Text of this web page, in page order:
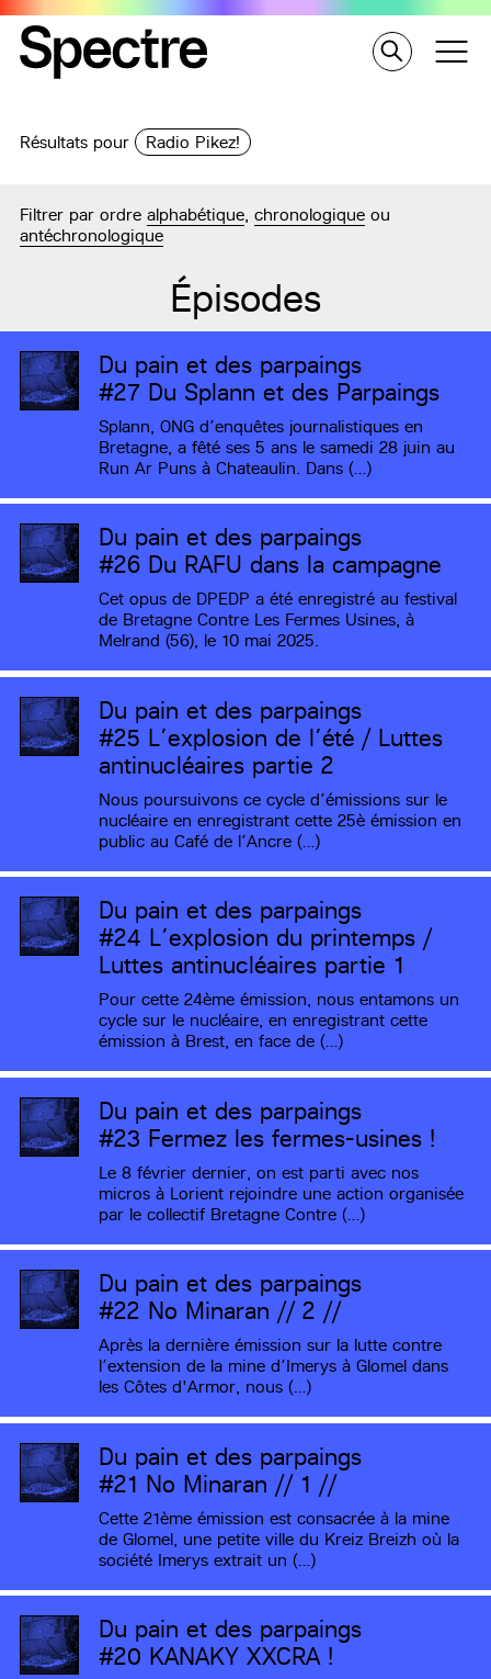
Résultats pour Radio Pikez!
Filtrer par ordrealphabétique ,chronologique ou
antéchronologique
Épisodes
Du pain et des parpaings
#27 Du Splann et des Parpaings
Splann, ONG d’enquêtes journalistiques en
Bretagne, a fêté ses 5 ans le samedi 28 juin au
Run Ar Puns à Chateaulin. Dans (…)
Du pain et des parpaings
#26 Du RAFU dans la campagne
Cet opus de DPEDP a été enregistré au festival
de Bretagne Contre Les Fermes Usines, à
Melrand (56), le 10 mai 2025.
Du pain et des parpaings
#25 L’explosion de l’été / Luttes
antinucléaires partie 2
Nous poursuivons ce cycle d’émissions sur le
nucléaire en enregistrant cette 25è émission en
public au Café de l’Ancre (…)
Du pain et des parpaings
#24 L’explosion du printemps /
Luttes antinucléaires partie 1
Pour cette 24ème émission, nous entamons un
cycle sur le nucléaire, en enregistrant cette
émission à Brest, en face de (…)
Du pain et des parpaings
#23 Fermez les fermes-usines !
Le 8 février dernier, on est parti avec nos
micros à Lorient rejoindre une action organisée
par le collectif Bretagne Contre (…)
Du pain et des parpaings
#22 No Minaran // 2 //
Après la dernière émission sur la lutte contre
l’extension de la mine d’Imerys à Glomel dans
les Côtes d'Armor, nous (…)
Du pain et des parpaings
#21 No Minaran // 1 //
Cette 21ème émission est consacrée à la mine
de Glomel, une petite ville du Kreiz Breizh où la
société Imerys extrait un (…)
Du pain et des parpaings
#20 KANAKY XXCRA !